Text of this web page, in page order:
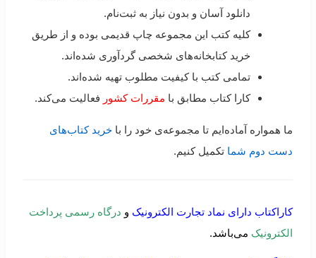
دانلود آسان و بدون نیاز به ثبت‌نام.
کلیه کتب این مجموعه چاپ قدیمی بوده و از طریق
خرید کتابخانه‌های شخصی گردآوری شده‌اند.
تمامی کتب با کیفیت مطلوب تهیه شده‌اند.
کارا کتاب مطابق با مقررات کشور فعالیت می‌کند.
ما همواره آماده‌ایم تا مجموعه‌ی خود را با خرید کتاب‌های
دست دوم شما تکمیل کنیم.
کاراکتاب دارای نماد تجارت الکترونیک و درگاه رسمی پرداخت
الکترونیک می‌باشد.